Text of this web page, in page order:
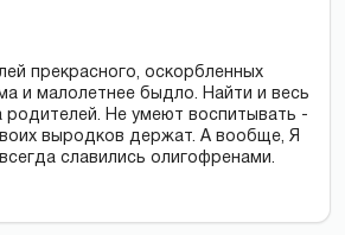
прекрасного, оскорбленных
и малолетнее быдло. Найти и весь
родителей. Не умеют воспитывать -
выродков держат. А вообще, Я
славились олигофренами.